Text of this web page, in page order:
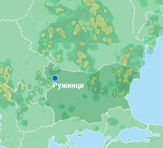
Ружинци